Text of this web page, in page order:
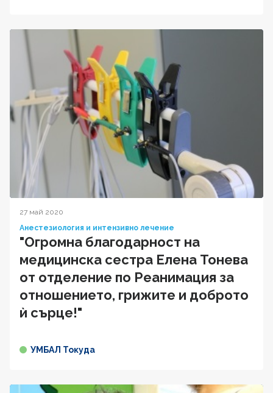
27 май 2020
Анестезиология и интензивно лечение
"Огромна благодарност на
медицинска сестра Елена Тонева
от отделение по Реанимация за
отношението, грижите и доброто
ѝ сърце!"
УМБАЛ Токуда